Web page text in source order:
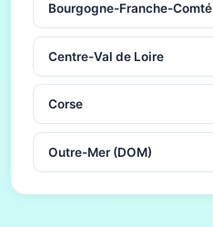
Bourgogne-Franche-Comté
Centre-Val de Loire
Corse
Outre-Mer (DOM)